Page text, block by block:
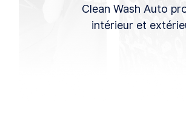
Clean Wash Auto
intérieur et